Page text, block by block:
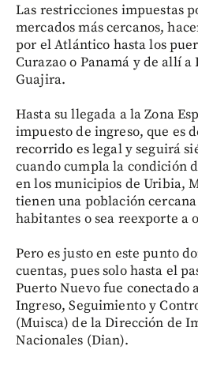
Las restricciones impuestas
mercados más cercanos,
por el Atlántico hasta los
Curazao o Panamá y de allí
Guajira.
Hasta su llegada a la Zona
impuesto de ingreso, que es
recorrido es legal y seguirá
cuando cumpla la condición
en los municipios de Uribia,
tienen una población cercana
habitantes o sea reexporte a
Pero es justo en este punto
cuentas, pues solo hasta el
Puerto Nuevo fue conectado
Ingreso, Seguimiento y
(Muisca) de la Dirección de
Nacionales (Dian).